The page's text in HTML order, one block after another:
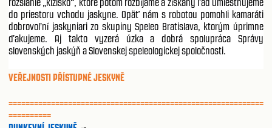
rozsiahle „klzisko“, ktoré potom rozbíjame a získaný ľad umiestňujeme
do priestoru vchodu jaskyne. Opäť nám s robotou pomohli kamaráti
dobrovoľní jaskyniari zo skupiny Speleo Bratislava, ktorým úprimne
ďakujeme. Aj takto vyzerá úzka a dobrá spolupráca Správy
slovenských jaskýň a Slovenskej speleologickej spoločnosti.
VEŘEJNOSTI PŘÍSTUPNÉ JESKYNĚ
============================================================
==========